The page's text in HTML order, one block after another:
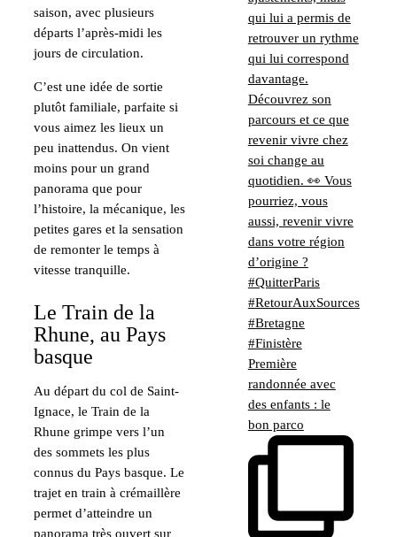
saison, avec plusieurs
départs l’après-midi les
jours de circulation.
C’est une idée de sortie
plutôt familiale, parfaite si
vous aimez les lieux un
peu inattendus. On vient
moins pour un grand
panorama que pour
l’histoire, la mécanique, les
petites gares et la sensation
de remonter le temps à
vitesse tranquille.
Le Train de la
Rhune, au Pays
basque
Au départ du col de Saint-
Ignace, le Train de la
Rhune grimpe vers l’un
des sommets les plus
connus du Pays basque. Le
trajet en train à crémaillère
permet d’atteindre un
panorama très ouvert sur
Première
randonnée avec
des enfants : le
bon parco